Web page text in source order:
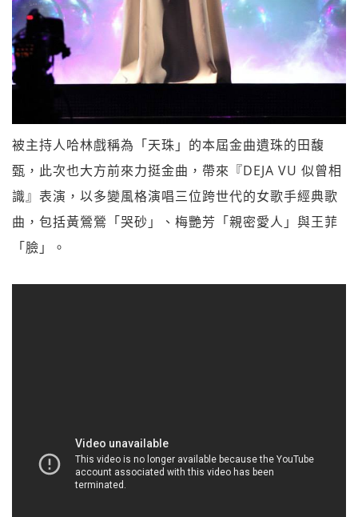
被主持人哈林戲稱為「天珠」的本屆金曲遺珠的田馥
甄，此次也大方前來力挺金曲，帶來『DEJA VU 似曾相
識』表演，以多變風格演唱三位跨世代的女歌手經典歌
曲，包括黃鶯鶯「哭砂」、梅艷芳「親密愛人」與王菲
「臉」。